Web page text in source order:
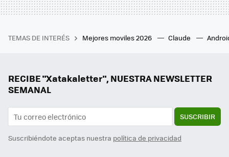
TEMAS DE INTERÉS Mejores moviles 2026 Claude
RECIBE "Xatakaletter", NUESTRA NEWSLETTER
SEMANAL
SUSCRIBIR
Suscribiéndote aceptas nuestra política de privacidad